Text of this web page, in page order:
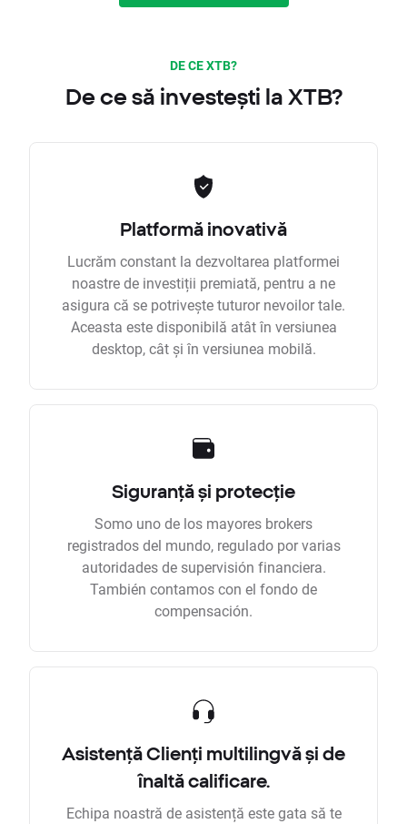
DE CE XTB?
De ce să investești la XTB?
Platformă inovativă
Lucrăm constant la dezvoltarea platformei
noastre de investiții premiată, pentru a ne
asigura că se potrivește tuturor nevoilor tale.
Aceasta este disponibilă atât în versiunea
desktop, cât și în versiunea mobilă.
Siguranță și protecție
Somo uno de los mayores brokers
registrados del mundo, regulado por varias
autoridades de supervisión financiera.
También contamos con el fondo de
compensación.
Asistență Clienți multilingvă și de
înaltă calificare.
Echipa noastră de asistență este gata să te